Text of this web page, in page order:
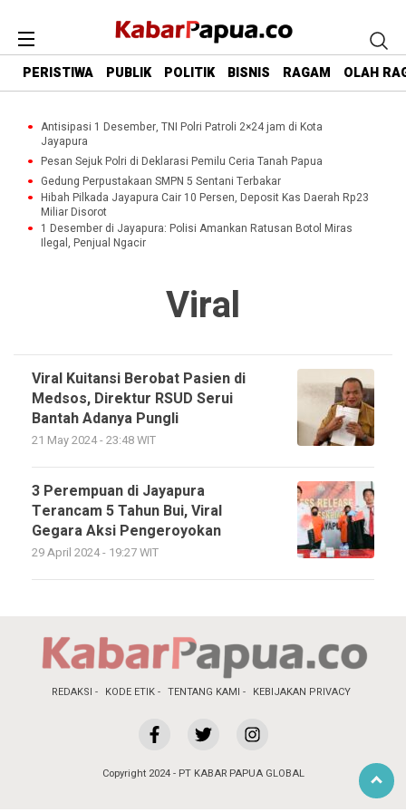
PERISTIWA PUBLIK POLITIK BISNIS RAGAM OLAH
Antisipasi 1 Desember, TNI Polri Patroli 2×24 jam di Kota
Jayapura
Pesan Sejuk Polri di Deklarasi Pemilu Ceria Tanah Papua
Gedung Perpustakaan SMPN 5 Sentani Terbakar
Hibah Pilkada Jayapura Cair 10 Persen, Deposit Kas Daerah Rp23
Miliar Disorot
1 Desember di Jayapura: Polisi Amankan Ratusan Botol Miras
Ilegal, Penjual Ngacir
Viral
Viral Kuitansi Berobat Pasien di
Medsos, Direktur RSUD Serui
Bantah Adanya Pungli
21 May 2024 - 23:48 WIT
3 Perempuan di Jayapura
Terancam 5 Tahun Bui, Viral
Gegara Aksi Pengeroyokan
29 April 2024 - 19:27 WIT
REDAKSI KODE ETIK TENTANG KAMI KEBIJAKAN PRIVACY
Copyright 2024 - PT KABAR PAPUA GLOBAL